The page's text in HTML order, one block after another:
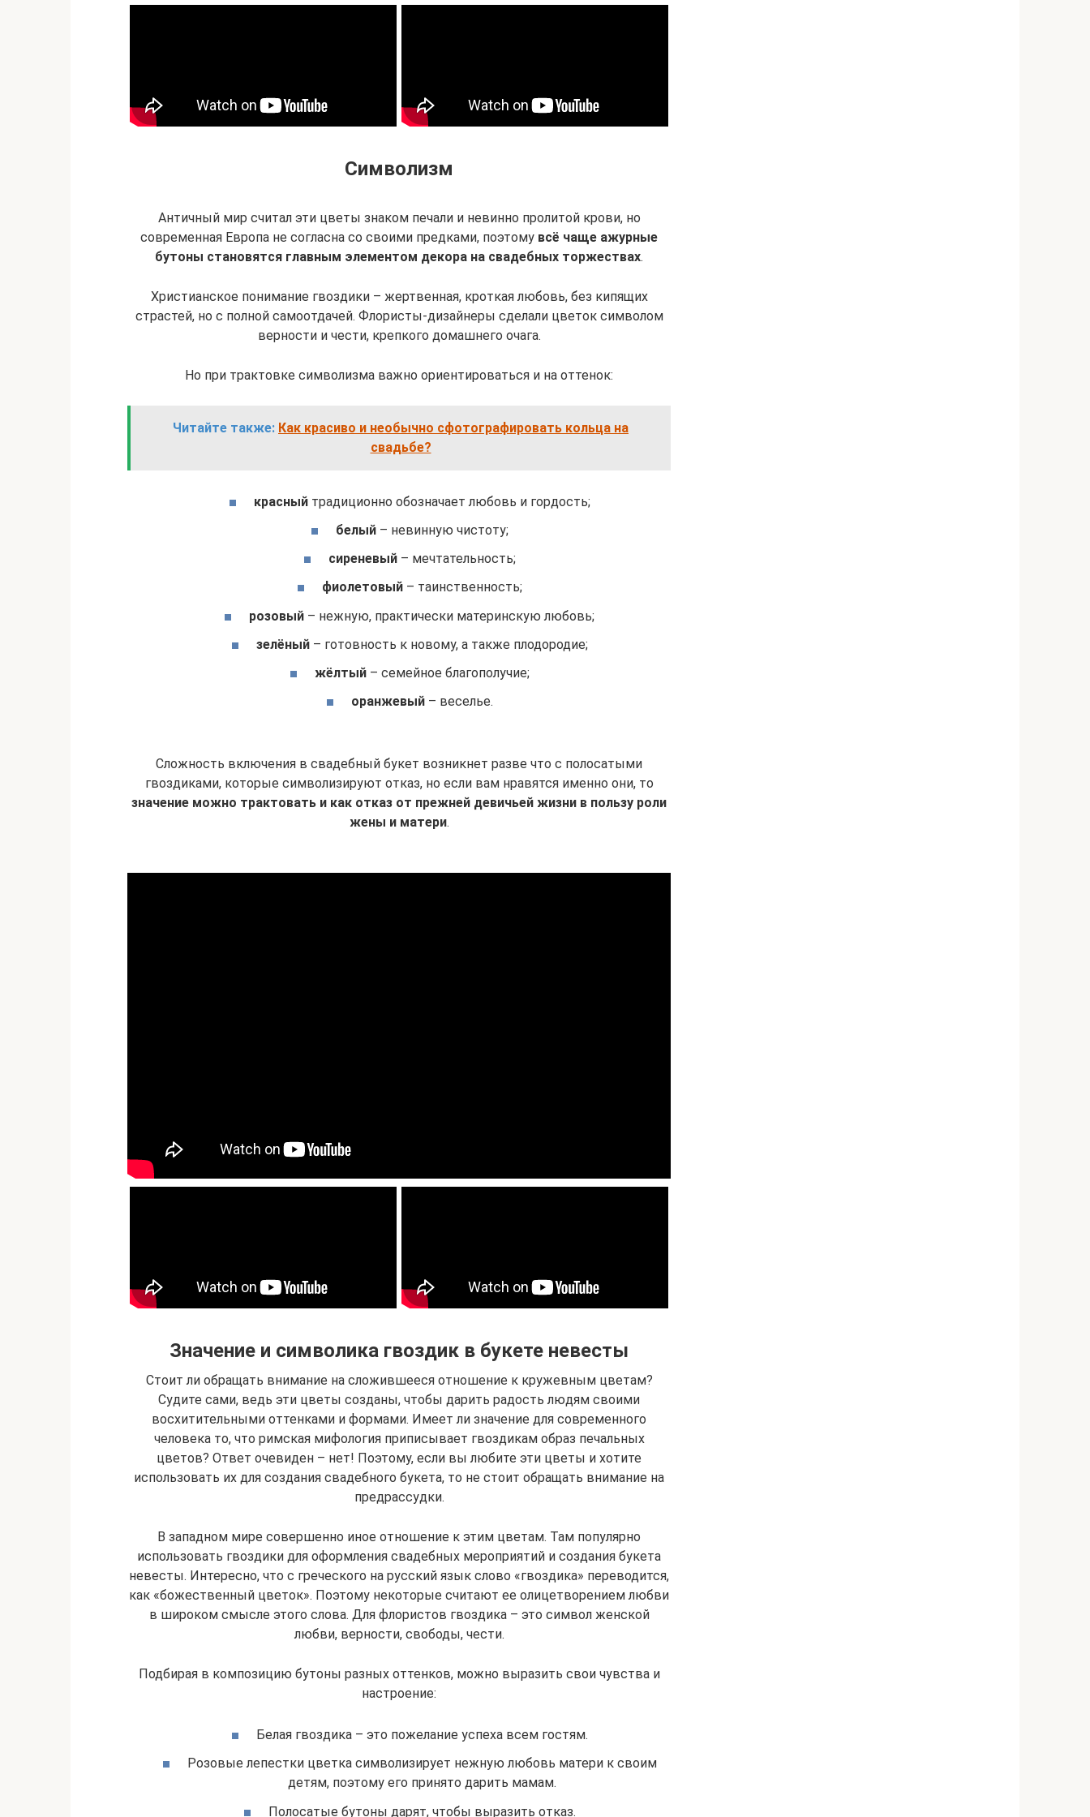
Символизм
Античный мир считал эти цветы знаком печали и невинно пролитой крови, но
современная Европа не согласна со своими предками, поэтому всё чаще ажурные
бутоны становятся главным элементом декора на свадебных торжествах.
Христианское понимание гвоздики – жертвенная, кроткая любовь, без кипящих
страстей, но с полной самоотдачей. Флористы-дизайнеры сделали цветок символом
верности и чести, крепкого домашнего очага.
Но при трактовке символизма важно ориентироваться и на оттенок:
Читайте также: Как красиво и необычно сфотографировать кольца на
свадьбе?
красныйтрадиционно обозначает любовь и гордость;
белый– невинную чистоту;
сиреневый– мечтательность;
фиолетовый– таинственность;
розовый – нежную, практически материнскую любовь;
зелёный– готовность к новому, а также плодородие;
жёлтый– семейное благополучие;
оранжевый– веселье.
Сложность включения в свадебный букет возникнет разве что с полосатыми
гвоздиками, которые символизируют отказ, но если вам нравятся именно они, то
значение можно трактовать и как отказ от прежней девичьей жизни в пользу роли
жены и матери.
Значение и символика гвоздик в букете невесты
Стоит ли обращать внимание на сложившееся отношение к кружевным цветам?
Судите сами, ведь эти цветы созданы, чтобы дарить радость людям своими
восхитительными оттенками и формами. Имеет ли значение для современного
человека то, что римская мифология приписывает гвоздикам образ печальных
цветов? Ответ очевиден – нет! Поэтому, если вы любите эти цветы и хотите
использовать их для создания свадебного букета, то не стоит обращать внимание на
предрассудки.
В западном мире совершенно иное отношение к этим цветам. Там популярно
использовать гвоздики для оформления свадебных мероприятий и создания букета
невесты. Интересно, что с греческого на русский язык слово «гвоздика» переводится,
как «божественный цветок». Поэтому некоторые считают ее олицетворением любви
в широком смысле этого слова. Для флористов гвоздика – это символ женской
любви, верности, свободы, чести.
Подбирая в композицию бутоны разных оттенков, можно выразить свои чувства и
настроение:
Белая гвоздика – это пожелание успеха всем гостям.
Розовые лепестки цветка символизирует нежную любовь матери к своим
детям, поэтому его принято дарить мамам.
Полосатые бутоны дарят, чтобы выразить отказ.